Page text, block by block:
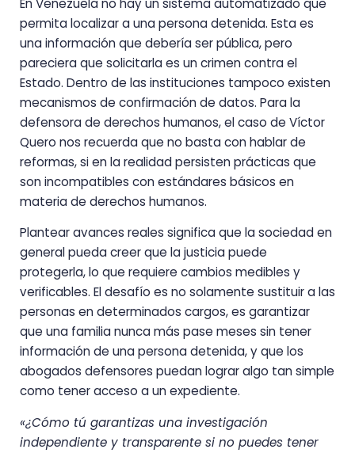
En Venezuela no hay un sistema automatizado que
permita localizar a una persona detenida. Esta es
una información que debería ser pública, pero
pareciera que solicitarla es un crimen contra el
Estado. Dentro de las instituciones tampoco existen
mecanismos de confirmación de datos. Para la
defensora de derechos humanos, el caso de Víctor
Quero nos recuerda que no basta con hablar de
reformas, si en la realidad persisten prácticas que
son incompatibles con estándares básicos en
materia de derechos humanos.
Plantear avances reales significa que la sociedad en
general pueda creer que la justicia puede
protegerla, lo que requiere cambios medibles y
verificables. El desafío es no solamente sustituir a las
personas en determinados cargos, es garantizar
que una familia nunca más pase meses sin tener
información de una persona detenida, y que los
abogados defensores puedan lograr algo tan simple
como tener acceso a un expediente.
«¿Cómo tú garantizas una investigación
independiente y transparente si no puedes tener